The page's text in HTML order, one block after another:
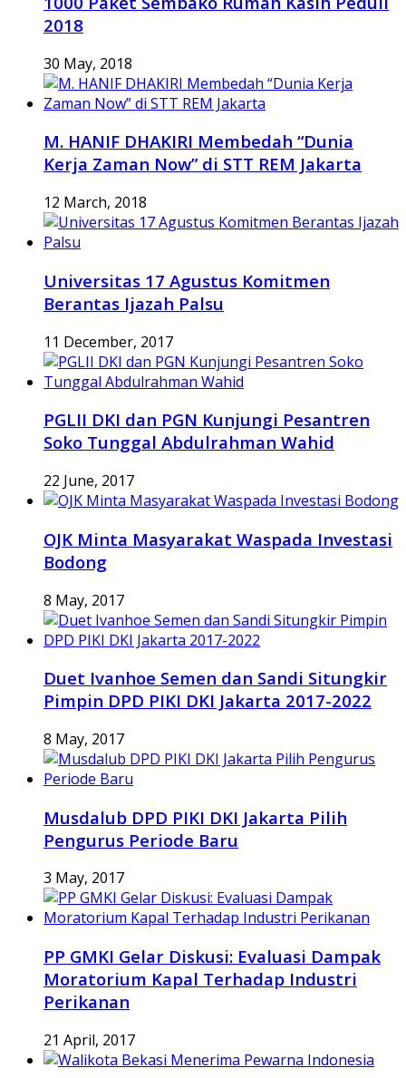
2018
30 May, 2018
M. HANIF DHAKIRI Membedah “Dunia
Kerja Zaman Now” di STT REM Jakarta
12 March, 2018
Universitas 17 Agustus Komitmen
Berantas Ijazah Palsu
11 December, 2017
PGLII DKI dan PGN Kunjungi Pesantren
Soko Tunggal Abdulrahman Wahid
22 June, 2017
OJK Minta Masyarakat Waspada Investasi
Bodong
8 May, 2017
Duet Ivanhoe Semen dan Sandi Situngkir
Pimpin DPD PIKI DKI Jakarta 2017-2022
8 May, 2017
Musdalub DPD PIKI DKI Jakarta Pilih
Pengurus Periode Baru
3 May, 2017
PP GMKI Gelar Diskusi: Evaluasi Dampak
Moratorium Kapal Terhadap Industri
Perikanan
21 April, 2017